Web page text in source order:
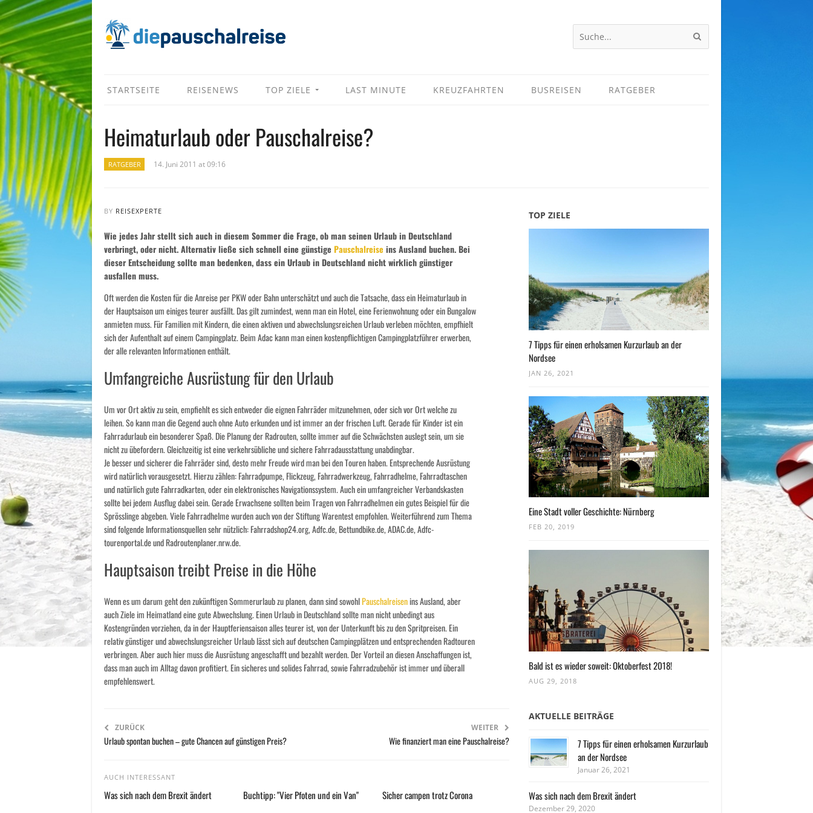
STARTSEITE REISENEWS TOP ZIELE LAST MINUTE KREUZFAHRTEN BUSREISEN RATGEBER
Heimaturlaub oder Pauschalreise?
RATGEBER 14. Juni 2011 at 09:16
BY REISEXPERTE
Wie jedes Jahr stellt sich auch in diesem Sommer die Frage, ob man seinen Urlaub in Deutschland
verbringt, oder nicht. Alternativ ließe sich schnell eine günstige Pauschalreise ins Ausland buchen. Bei
dieser Entscheidung sollte man bedenken, dass ein Urlaub in Deutschland nicht wirklich günstiger
ausfallen muss.
Oft werden die Kosten für die Anreise per PKW oder Bahn unterschätzt und auch die Tatsache, dass ein Heimaturlaub in
der Hauptsaison um einiges teurer ausfällt. Das gilt zumindest, wenn man ein Hotel, eine Ferienwohnung oder ein Bungalow
anmieten muss. Für Familien mit Kindern, die einen aktiven und abwechslungsreichen Urlaub verleben möchten, empfhielt
sich der Aufenthalt auf einem Campingplatz. Beim Adac kann man einen kostenpflichtigen Campingplatzführer erwerben,
der alle relevanten Informationen enthält.
Umfangreiche Ausrüstung für den Urlaub
Um vor Ort aktiv zu sein, empfiehlt es sich entweder die eignen Fahrräder mitzunehmen, oder sich vor Ort welche zu
leihen. So kann man die Gegend auch ohne Auto erkunden und ist immer an der frischen Luft. Gerade für Kinder ist ein
Fahrradurlaub ein besonderer Spaß. Die Planung der Radrouten, sollte immer auf die Schwächsten auslegt sein, um sie
nicht zu übefordern. Gleichzeitig ist eine verkehrsübliche und sichere Fahrradausstattung unabdingbar.
Je besser und sicherer die Fahrräder sind, desto mehr Freude wird man bei den Touren haben. Entsprechende Ausrüstung
wird natürlich vorausgesetzt. Hierzu zählen: Fahrradpumpe, Flickzeug, Fahrradwerkzeug, Fahrradhelme, Fahrradtaschen
und natürlich gute Fahrradkarten, oder ein elektronisches Navigationssystem. Auch ein umfangreicher Verbandskasten
sollte bei jedem Ausflug dabei sein. Gerade Erwachsene sollten beim Tragen von Fahrradhelmen ein gutes Beispiel für die
Sprösslinge abgeben. Viele Fahrradhelme wurden auch von der Stiftung Warentest empfohlen. Weiterführend zum Thema
sind folgende Informationsquellen sehr nützlich: Fahrradshop24.org, Adfc.de, Bettundbike.de, ADAC.de, Adfc-
tourenportal.de und Radroutenplaner.nrw.de.
Hauptsaison treibt Preise in die Höhe
Wenn es um darum geht den zukünftigen Sommerurlaub zu planen, dann sind sowohlPauschalreisenins Ausland, aber
auch Ziele im Heimatland eine gute Abwechslung. Einen Urlaub in Deutschland sollte man nicht unbedingt aus
Kostengründen vorziehen, da in der Hauptferiensaison alles teurer ist, von der Unterkunft bis zu den Spritpreisen. Ein
relativ günstiger und abwechslungsreicher Urlaub lässt sich auf deutschen Campingplätzen und entsprechenden Radtouren
verbringen. Aber auch hier muss die Ausrüstung angeschafft und bezahlt werden. Der Vorteil an diesen Anschaffungen ist,
dass man auch im Alltag davon profitiert. Ein sicheres und solides Fahrrad, sowie Fahrradzubehör ist immer und überall
empfehlenswert.
ZURÜCK
Urlaub spontan buchen – gute Chancen auf günstigen Preis?
WEITER
Wie finanziert man eine Pauschalreise?
AUCH INTERESSANT
Was sich nach dem Brexit ändert Buchtipp: "Vier Pfoten und ein Van" Sicher campen trotz Corona
TOP ZIELE
7 Tipps für einen erholsamen Kurzurlaub an der
Nordsee
JAN 26, 2021
Eine Stadt voller Geschichte: Nürnberg
FEB 20, 2019
Bald ist es wieder soweit: Oktoberfest 2018!
AUG 29, 2018
AKTUELLE BEITRÄGE
7 Tipps für einen erholsamen Kurzurlaub
an der Nordsee
Januar 26, 2021
Was sich nach dem Brexit ändert
Dezember 29, 2020